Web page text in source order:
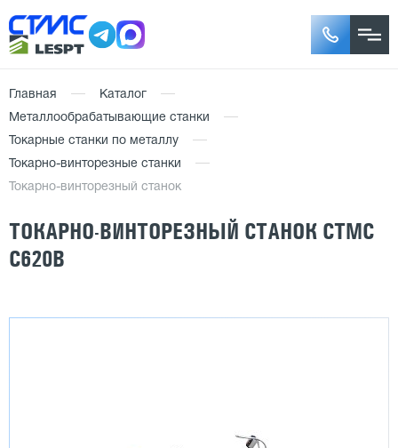
Главная
Каталог
Металлообрабатывающие станки
Токарные станки по металлу
Токарно-винторезные станки
Токарно-винторезный станок
ТОКАРНО-ВИНТОРЕЗНЫЙ СТАНОК CTMC
C620B